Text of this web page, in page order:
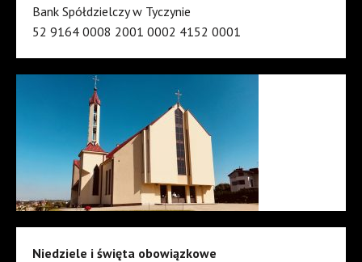
Bank Spółdzielczy w Tyczynie
52 9164 0008 2001 0002 4152 0001
Niedziele i święta obowiązkowe